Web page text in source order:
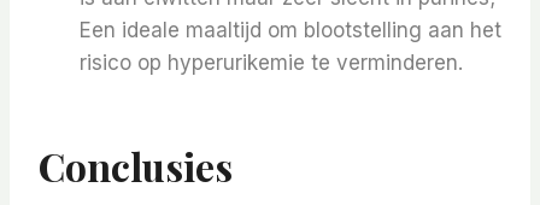
Een ideale maaltijd om blootstelling aan het
risico op hyperurikemie te verminderen.
Conclusies